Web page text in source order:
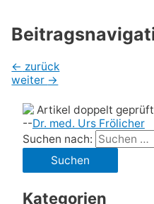
← zurück
weiter →
Artikel doppelt
--Dr. med. Urs Frölicher
Suchen nach:
Kategorien